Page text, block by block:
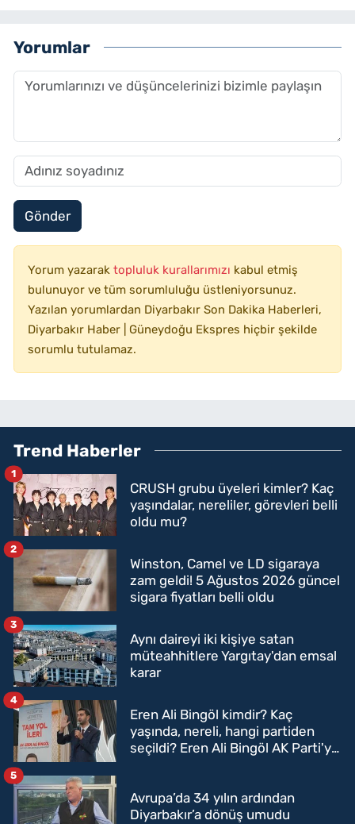
Yorumlar
Gönder
Yorum yazarak topluluk kurallarımızı kabul etmiş
bulunuyor ve tüm sorumluluğu üstleniyorsunuz.
Yazılan yorumlardan Diyarbakır Son Dakika Haberleri,
Diyarbakır Haber | Güneydoğu Ekspres hiçbir şekilde
sorumlu tutulamaz.
Trend Haberler
CRUSH grubu üyeleri kimler? Kaç
yaşındalar, nereliler, görevleri belli
oldu mu?
1
Winston, Camel ve LD sigaraya
zam geldi! 5 Ağustos 2026 güncel
sigara fiyatları belli oldu
2
Aynı daireyi iki kişiye satan
müteahhitlere Yargıtay'dan emsal
karar
3
Eren Ali Bingöl kimdir? Kaç
yaşında, nereli, hangi partiden
seçildi? Eren Ali Bingöl AK Parti'ye
4
Avrupa’da 34 yılın ardından
Diyarbakır’a dönüş umudu
5